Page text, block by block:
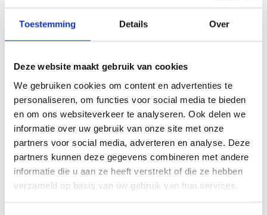
Toestemming Details Over
Deze website maakt gebruik van cookies
We gebruiken cookies om content en advertenties te
personaliseren, om functies voor social media te bieden
en om ons websiteverkeer te analyseren. Ook delen we
informatie over uw gebruik van onze site met onze
partners voor social media, adverteren en analyse. Deze
partners kunnen deze gegevens combineren met andere
informatie die u aan ze heeft verstrekt of die ze hebben
verzameld op basis van uw gebruik van hun services.
Vul ons inschrijvingsformulier in, geef daar jullie
voorkeursdatum door, laat weten welke
stellen een programma voor jullie samen.
En dan mogen jullie alvast beginnen dromen van
jullie allereerste watersportavontuur!